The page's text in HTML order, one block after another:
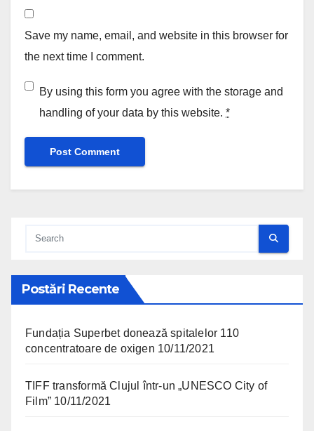
Save my name, email, and website in this browser for
the next time I comment.
By using this form you agree with the storage and
handling of your data by this website. *
Postări Recente
Fundația Superbet donează spitalelor 110
concentratoare de oxigen 10/11/2021
TIFF transformă Clujul într-un „UNESCO City of
Film” 10/11/2021